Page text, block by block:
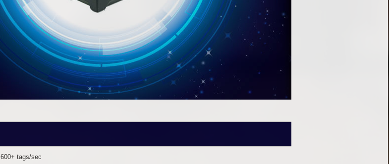
600+ tags/sec